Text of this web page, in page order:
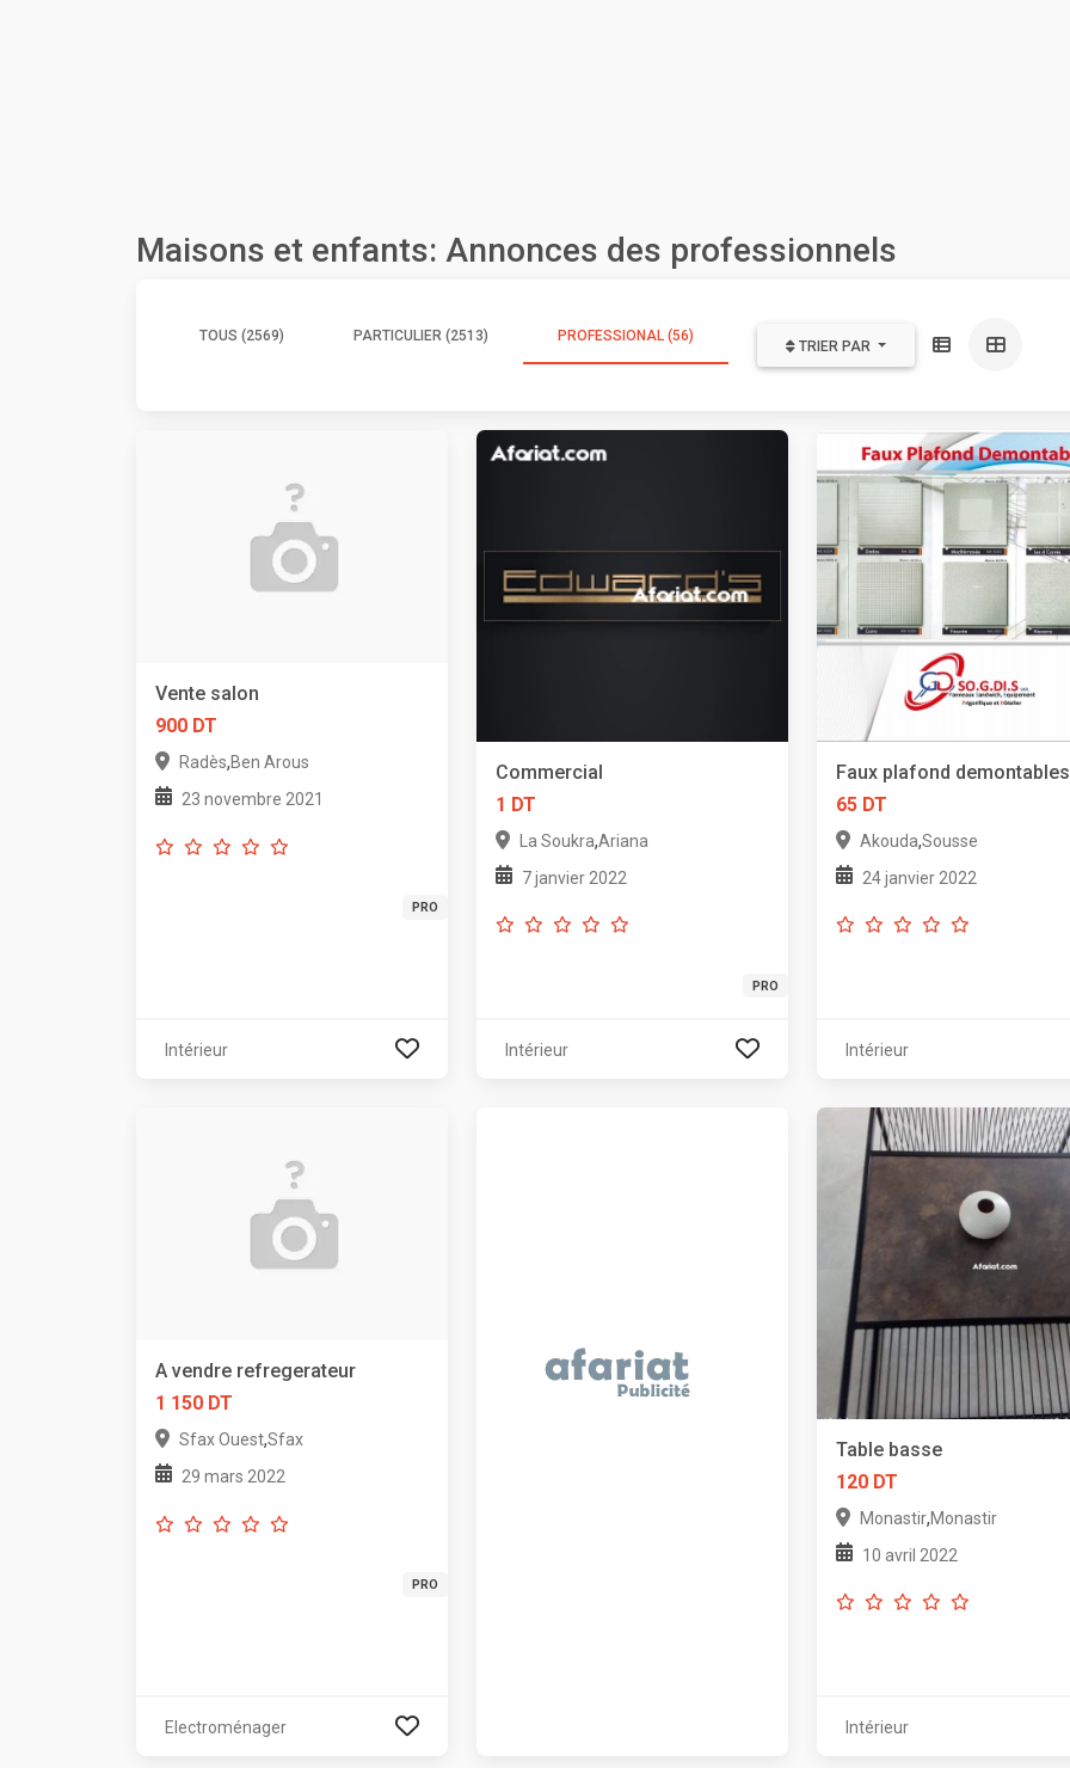
Maisons et enfants: Annonces des professionnels
TOUS (2569) PARTICULIER (2513) PROFESSIONAL (56)
TRIER PAR
Vente salon
900 DT
Radès,Ben Arous
23 novembre 2021
PRO
Intérieur
Commercial
1 DT
La Soukra,Ariana
7 janvier 2022
PRO
Intérieur
Faux plafond demontables
65 DT
Akouda,Sousse
24 janvier 2022
Intérieur
A vendre refregerateur
1 150 DT
Sfax Ouest,Sfax
29 mars 2022
PRO
Electroménager
Table basse
120 DT
Monastir,Monastir
10 avril 2022
Intérieur